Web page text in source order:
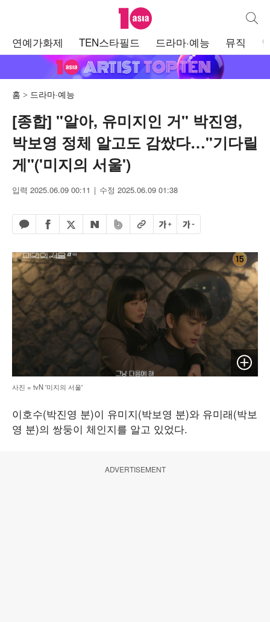
텐아시아 통합
연예가화제 TEN스타필드 드라마·예능 뮤직
홈 드라마·예능
[종합] "알아, 유미지인 거" 박진영,
박보영 정체 알고도 감쌌다…"기다릴
게"('미지의 서울')
입력 2025.06.09 00:11 수정 2025.06.09 01:38
카카오톡 공유하기
페이스북 공유하기
엑스 공유하기
네이버 공유하기
밴드 공유하기
URL복사글자 크게글자 작게
이미지
사진 = tvN '미지의 서울'
이호수(박진영 분)이 유미지(박보영 분)와 유미래(박보
영 분)의 쌍둥이 체인지를 알고 있었다.
ADVERTISEMENT